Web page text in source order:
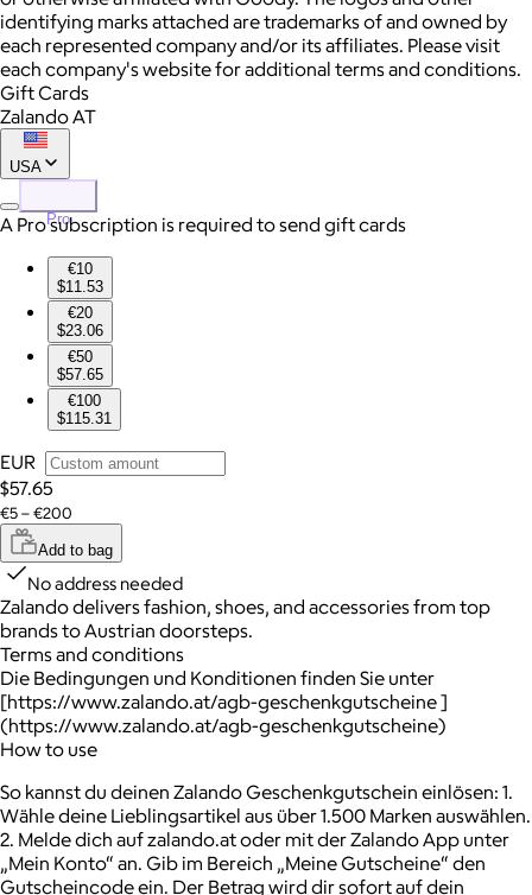
identifying marks attached are trademarks of and owned by
each represented company and/or its affiliates. Please visit
each company's website for additional terms and conditions.
Gift Cards
Zalando AT
USA
Pro
A Pro subscription is required to send gift cards
€10
$11.53
€20
$23.06
€50
$57.65
€100
$115.31
EUR
$57.65
€5 – €200
Add to bag
No address needed
Zalando delivers fashion, shoes, and accessories from top
brands to Austrian doorsteps.
Terms and conditions
Die Bedingungen und Konditionen finden Sie unter
[https://www.zalando.at/agb-geschenkgutscheine ]
(https://www.zalando.at/agb-geschenkgutscheine)
How to use
So kannst du deinen Zalando Geschenkgutschein einlösen: 1.
Wähle deine Lieblingsartikel aus über 1.500 Marken auswählen.
2. Melde dich auf zalando.at oder mit der Zalando App unter
„Mein Konto“ an. Gib im Bereich „Meine Gutscheine“ den
Gutscheincode ein. Der Betrag wird dir sofort auf dein